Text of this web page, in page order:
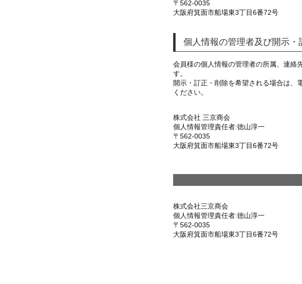
562-0035
大阪府箕面市船場東3丁目6番72号
個人情報の管理者及び開示・
会員様の個人情報の管理者の所属、連絡
す。
開示・訂正・削除を希望される場合は、
ください。
株式会社 三京商会
個人情報管理責任者:徳山淳一
562-0035
大阪府箕面市船場東3丁目6番72号
株式会社三京商会
個人情報管理責任者:徳山淳一
562-0035
大阪府箕面市船場東3丁目6番72号